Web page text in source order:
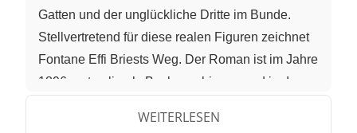
Gatten und der unglückliche Dritte im Bunde.
Stellvertretend für diese realen Figuren zeichnet
Fontane Effi Briests Weg. Der Roman ist im Jahre
1896 erstmalig als Buch erschienen und in den
WEITERLESEN